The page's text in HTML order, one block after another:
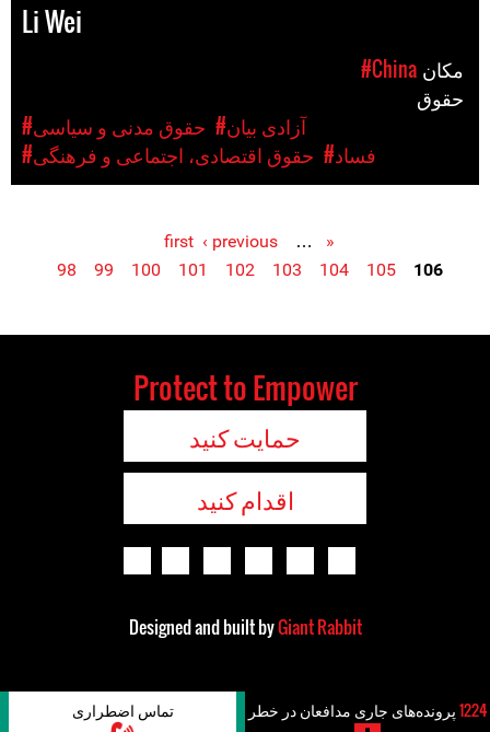
Li Wei
#China
#حقوق مدنی و سیاسی
#آزادی بیان
#حقوق اقتصادی، اجتماعی و فرهنگی
#فساد
Pages
« first
‹ previous
…
98
99 100 101 102 103 104 105 106
Protect to Empower
حمایت کنید
اقدام کنید
Designed and built byGiant Rabbit
تماس اضطراری 1224پرونده‌های جاری مدافعان در خطر